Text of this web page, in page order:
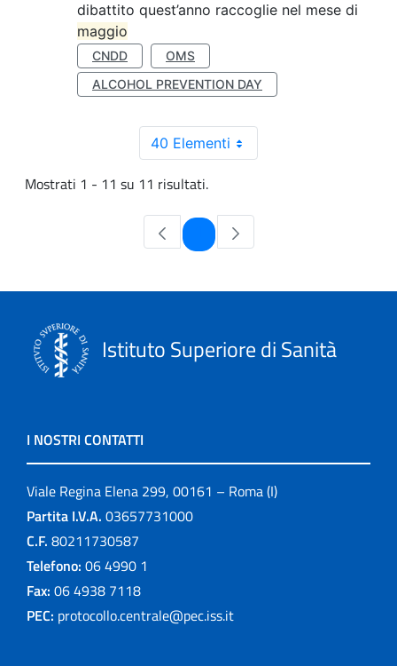
dibattito quest’anno raccoglie nel mese di
maggio
CNDD
OMS
ALCOHOL PREVENTION DAY
40 Elementi
Mostrati 1 - 11 su 11 risultati.
Pagina
Istituto Superiore di Sanità
I NOSTRI CONTATTI
Viale Regina Elena 299, 00161 – Roma (I)
Partita I.V.A. 03657731000
C.F. 80211730587
Telefono: 06 4990 1
Fax: 06 4938 7118
PEC: protocollo.centrale@pec.iss.it